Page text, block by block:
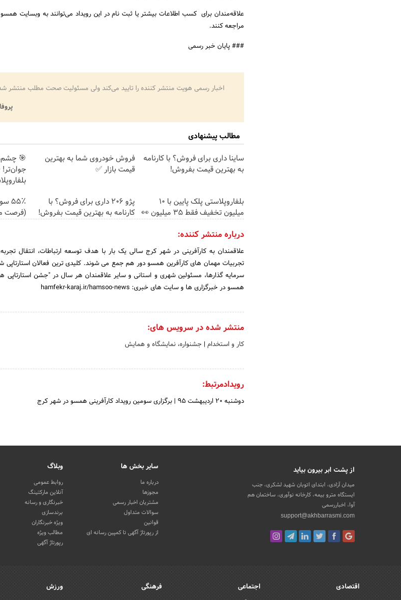
علاقه‌مندان برای کسب اطلاعات بیشتر یا ثبت نام در این رویداد می‌توانند به وبسایت
مراجعه کنند.
### پایان خبر رسمی
اخبار رسمی هویت منتشر کننده را تایید می‌کند ولی مسئولیت صحت مطلب منتشر
مطالب پیشنهادی
ساینا داری برای فروش؟ با کارنامه
به بهترین قیمت بفروش!
فروش خودروی شما به بهترین
قیمت بازار ✅
🎯
بلفاروپلاستی پلک پایین با ۱۰
میلیون تخفیف فقط 3۵ میلیون 👀
پژو 206 داری برای فروش؟ با
کارنامه به بهترین قیمت بفروش!
(فرصت
درباره منتشر کننده:
علاقمندان به کارآفرینی در شهر کرج سالی یک بار با هدف توسعه ارتباطات، انتقال
تجربیات مهمان های کارآفرین همسو دور هم جمع می شوند. کلیدی ترین فعالان استارتاپی
سرمایه گذارها، مسئولین شهری و استانی و سایر علاقمندان هر سال در "جشن
همسو در خبرگزاری ها و سایت های خبری: hamfekr-karaj.ir/hamsoo-news
منتشر شده در سرویس های:
کار و استخدام | جشنواره، نمایشگاه و همایش
رویدادمرتبط:
دوشنبه 20 اردیبهشت 95 | برگزاری سومین رویداد کارآفرینی همسو در شهر کرج
از پشت ابر بیرون بیاید
میدان آزادی، ابتدای اتوبان شهید لشکری، جنب
ایستگاه مترو بیمه، کارخانه نوآوری، ساختمان هم
آوا، اخباررسمی
support@akhbarrasmi.com
سایر بخش ها
درباره ما
مجوزها
مشتریان اخبار رسمی
سوالات متداول
قوانین
از رپورتاژ آگهی تا کمپین رسانه ای
وبلاگ
روابط عمومی
آنلاین مارکتینگ
خبرنگاری و رسانه
برندسازی
ویژه خبرنگاران
مطالب ویژه
رپورتاژ آگهی
اقتصادی اجتماعی فرهنگی ورزش